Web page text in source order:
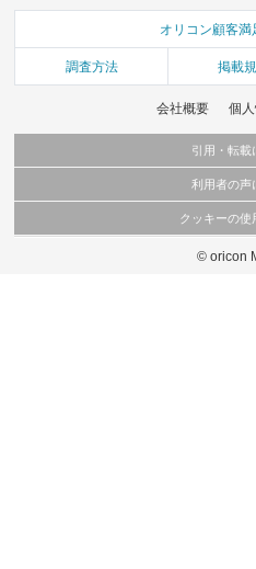
オリコン顧客満
調査方法 掲載
会社概要 個
引用・転載
当サイトで公開されている情報（文字、写真
これらの情報を権利者の許可なく無断転載・
利用者の声
当サイトに掲載している内容はすべてサービ
弊社の見解・ 意見ではないことをご理解いた
クッキーの使
このサイトでは Cookie を使用して、ユーザ
© oricon